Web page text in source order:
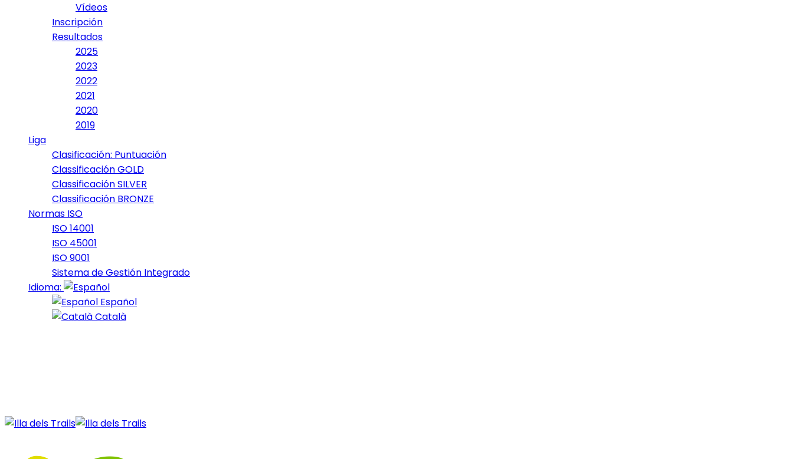
Vídeos
Inscripción
Resultados
2025
2023
2022
2021
2020
2019
Liga
Clasificación: Puntuación
Classificación GOLD
Classificación SILVER
Classificación BRONZE
Normas ISO
ISO 14001
ISO 45001
ISO 9001
Sistema de Gestión Integrado
Idioma:
Español
Català